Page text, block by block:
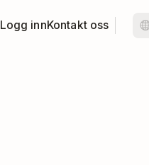
Logg innKontakt oss